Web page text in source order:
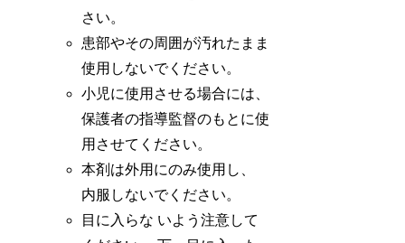
さい。
患部やその周囲が汚れたまま
使用しないでください。
小児に使用させる場合には、
保護者の指導監督のもとに使
用させてください。
本剤は外用にのみ使用し、
内服しないでください。
目に入らな いよう注意して